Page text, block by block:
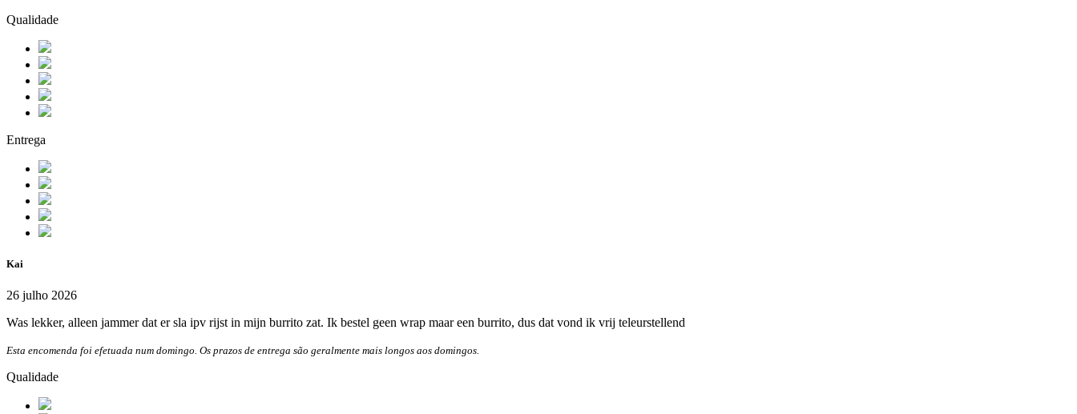
Qualidade
Entrega
Kai
26 julho 2026
Was lekker, alleen jammer dat er sla ipv rijst in mijn burrito zat. Ik bestel geen wrap maar een burrito, dus dat vond ik vrij teleurstellend
Esta encomenda foi efetuada num domingo. Os prazos de entrega são geralmente mais longos aos domingos.
Qualidade